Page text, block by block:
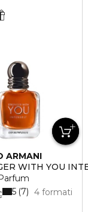
UN FLASH
ARMANI
WITH YOU
4 formati
5 7